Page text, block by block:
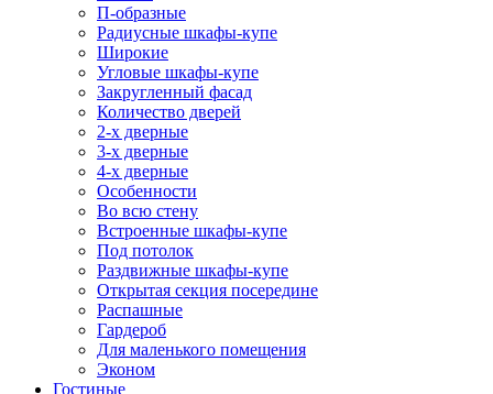
П-образные
Радиусные шкафы-купе
Широкие
Угловые шкафы-купе
Закругленный фасад
Количество дверей
2-х дверные
3-х дверные
4-х дверные
Особенности
Во всю стену
Встроенные шкафы-купе
Под потолок
Раздвижные шкафы-купе
Открытая секция посередине
Распашные
Гардероб
Для маленького помещения
Эконом
Гостиные